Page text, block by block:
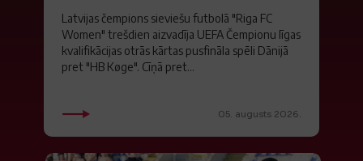
Latvijas čempions sieviešu futbolā "Riga FC
Women" trešdien aizvadīja UEFA Čempionu līgas
kvalifikācijas otrās kārtas pusfināla spēli Dānijā
pret "HB Køge". Cīņā pret...
05. augusts 2026.